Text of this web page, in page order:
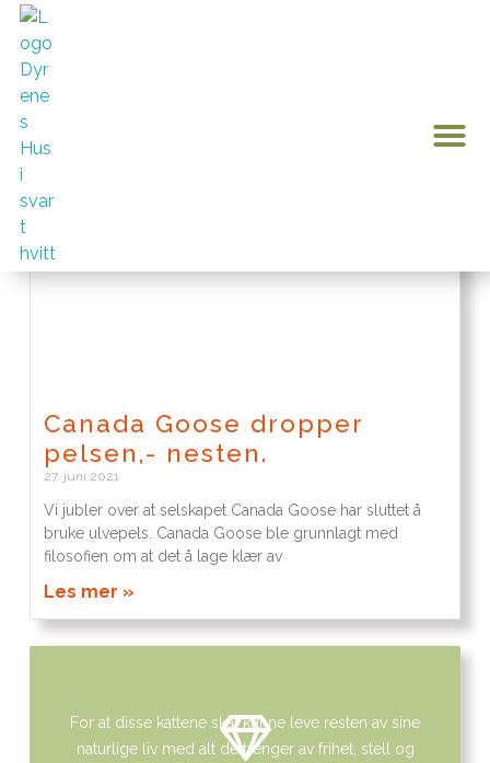
dun
Canada Goose dropper
pelsen,- nesten.
27. juni 2021
Vi jubler over at selskapet Canada Goose har sluttet å
bruke ulvepels. Canada Goose ble grunnlagt med
filosofien om at det å lage klær av
Les mer »
For at disse kattene skal kunne leve resten av sine
naturlige liv med alt de trenger av frihet, stell og